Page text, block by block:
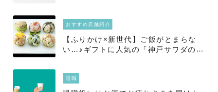
おすすめ店舗紹介
【ふりかけ×新世代】ご飯がとまらな
い…♪ギフトに人気の「神戸サワダの生
退職